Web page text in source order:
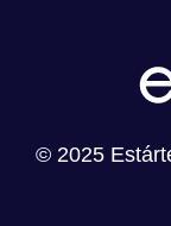
© 2025